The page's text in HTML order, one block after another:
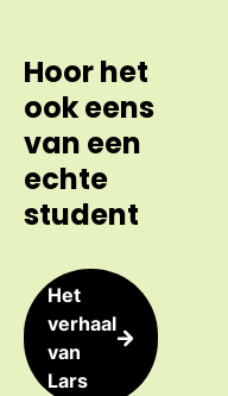
Hoor het
ook eens
van een
echte
student
Het
verhaal
van
Lars